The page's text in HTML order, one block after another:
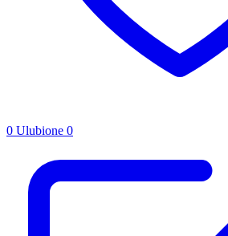
0 Ulubione 0